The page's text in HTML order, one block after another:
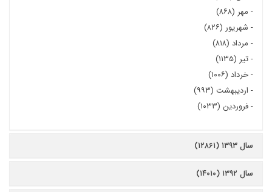
- مهر (۸۶۸)
- شهریور (۸۲۶)
- مرداد (۸۱۸)
-تیر (۱۱۳۵)
-خرداد (۱۰۰۶)
- اردیبهشت (۹۹۳)
-فروردین (۱۰۳۳)
سال ۱۳۹۳ (۱۲۸۶۱)
سال ۱۳۹۲ (۱۴۰۱۰)